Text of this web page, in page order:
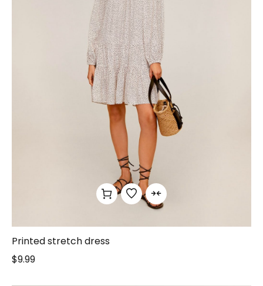
Printed stretch dress
$9.99